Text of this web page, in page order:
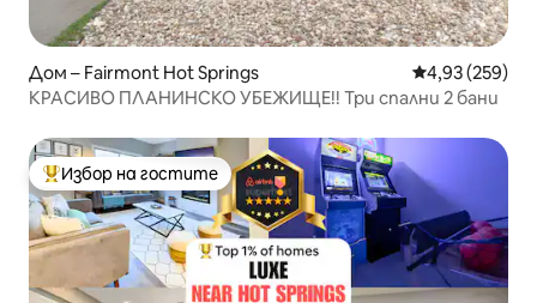
Дом – Fairmont Hot Springs Средна
4,93 (259)
КРАСИВО ПЛАНИНСКО УБЕЖИЩЕ!! Три спални 2 бани
Най-популярен избор на гостите
Избор на гостите